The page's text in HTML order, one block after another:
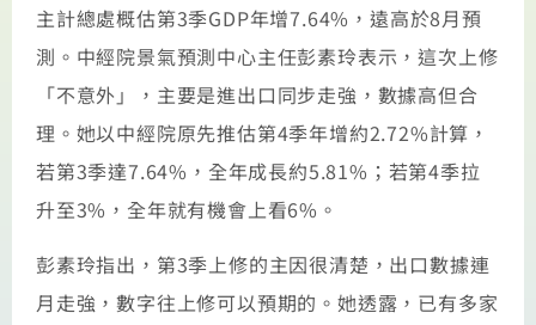
主計總處概估第3季GDP年增7.64%，遠高於8月預
測。中經院景氣預測中心主任彭素玲表示，這次上修
「不意外」，主要是進出口同步走強，數據高但合
理。她以中經院原先推估第4季年增約2.72%計算，
若第3季達7.64%，全年成長約5.81%；若第4季拉
升至3%，全年就有機會上看6%。
彭素玲指出，第3季上修的主因很清楚，出口數據連
月走強，數字往上修可以預期的。她透露，已有多家